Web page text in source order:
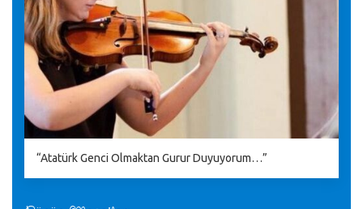
“Atatürk Genci Olmaktan Gurur Duyuyorum…”